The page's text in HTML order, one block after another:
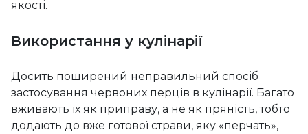
якості.
Використання у кулінарії
Досить поширений неправильний спосіб
застосування червоних перців в кулінарії. Багато
вживають їх як приправу, а не як пряність, тобто
додають до вже готової страви, яку «перчать»,